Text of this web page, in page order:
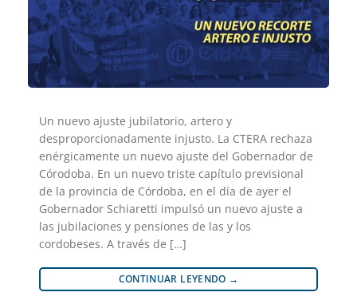
Un nuevo ajuste jubilatorio, artero y
desproporcionadamente injusto. La CTERA rechaza
enérgicamente un nuevo ajuste del Gobernador de
Córodoba. En un nuevo triste capítulo previsional
de la provincia de Córdoba, en el día de ayer el
Gobernador Schiaretti impulsó un nuevo ajuste a
las jubilaciones y pensiones de las y los
cordobeses. A través de […]
CONTINUAR LEYENDO →